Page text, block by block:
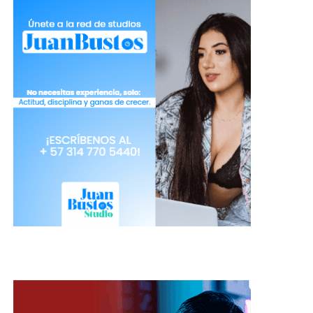
El modelaje webcam y el
futuro de las tecnologías
digitales
, Meta busca ofrecer una experiencia